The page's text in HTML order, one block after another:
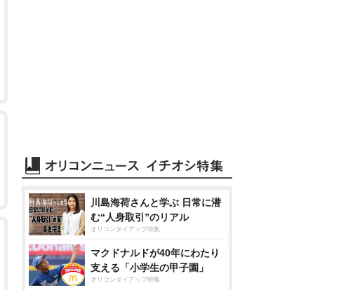
川島海荷さんと学ぶ 日常に潜
む“人身取引”のリアル
オリコンタイアップ特集
マクドナルドが40年にわたり
支える「小学生の甲子園」
オリコンタイアップ特集